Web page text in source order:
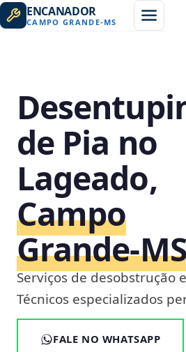
ENCANADOR
CAMPO GRANDE-MS
de Pia no
Lageado,
Campo
Serviços de desobstrução
Técnicos especializados
FALE NO WHATSAPP